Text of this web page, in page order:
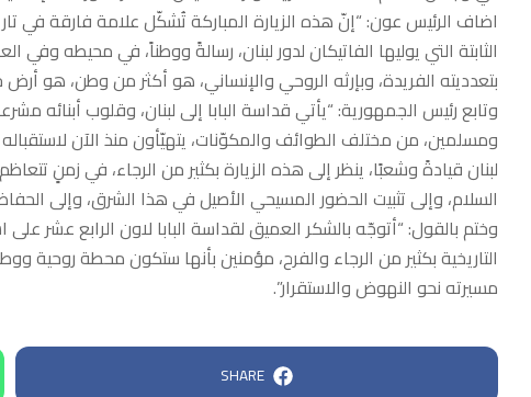
اضاف الرئيس عون: “إنّ هذه الزيارة المباركة تُشكّل علامة فارقة في
الثابتة التي يوليها الفاتيكان لدور لبنان، رسالةً ووطناً، في محيطه وفي
بتعدديته الفريدة، وبإرثه الروحي والإنساني، هو أكثر من وطن، هو
وتابع رئيس الجمهورية: “يأتي قداسة البابا إلى لبنان، وقلوب
ومسلمين، من مختلف الطوائف والمكوّنات، يتهيّأون منذ الآن
لبنان قيادةً وشعبًا، ينظر إلى هذه الزيارة بكثير من الرجاء، في زمنٍ
السلام، وإلى تثبيت الحضور المسيحي الأصيل في هذا الشرق، وإلى
وختم بالقول: “أتوجّه بالشكر العميق لقداسة البابا لاون الرابع عشر على
التاريخية بكثير من الرجاء والفرح، مؤمنين بأنها ستكون محطة روحية
مسيرته نحو النهوض والاستقرار”.
SHARE